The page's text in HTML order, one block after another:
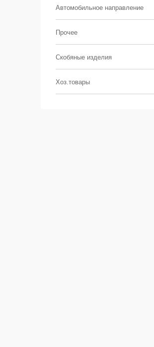
Автомобильное направление
Прочее
Скобяные изделия
Хоз.товары